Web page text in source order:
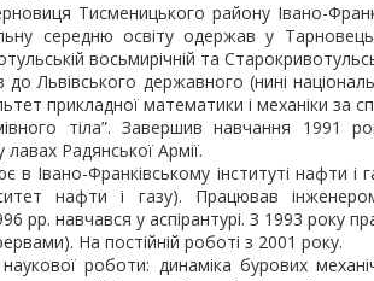
Тисменицького району Івано-
середню освіту одержав у
восьмирічній та
до Львівського державного (нині
прикладної математики і механіки за
тіла”. Завершив навчання 1991
Радянської Армії.
в Івано-Франківському інституті нафти і
нафти і газу). Працював
рр. навчався у аспірантурі. З 1993 року
На постійній роботі з 2001 року.
роботи: динаміка бурових